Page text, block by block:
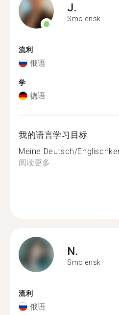
J.
Smolensk
流利
俄语
学
德语
我的语言学习目标
Meine Deutsch/
阅读更多
N.
Smolensk
流利
俄语